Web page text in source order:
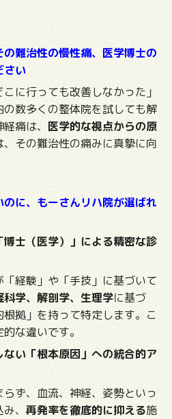
の難治性の慢性痛、医学博士の
さい
に行っても改善しなかった」
数多くの整体院を試しても解
痛は、 医学的な視点からの原
その難治性の痛みに真摯に向
に、もーさんリハ院が選ばれ
士（医学）」による精密な診
「経験」や「手技」に基づいて
科学、解剖学、生理学に基づ
拠」を持って特定します。こ
な違いです。
い「根本原因」への統合的ア
らず、血流、神経、姿勢といっ
、 再発率を徹底的に抑える施